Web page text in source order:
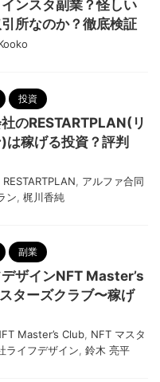
ンスタ副業？怪しい
所なのか？徹底検証
投資
のRESTARTPLAN(リ
は稼げる投資？評判
RESTARTPLAN
アルファ合同
ン 梶川香純
副業
ザインNFT Master’s
ターズクラブ〜稼げ
Master’s Club NFT マスタ
ライフデザイン 鈴木 亮平